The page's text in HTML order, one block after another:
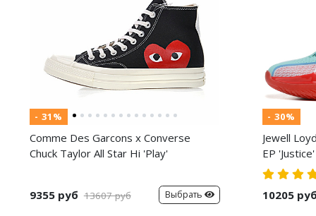
- 31%
Comme Des Garcons x Converse
Chuck Taylor All Star Hi 'Play'
9355 руб 13607 руб Выбрать
- 30%
Jewell
EP 'Justice'
10205 руб